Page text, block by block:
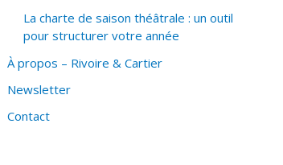
La charte de saison théâtrale : un outil
pour structurer votre année
À propos – Rivoire & Cartier
Newsletter
Contact